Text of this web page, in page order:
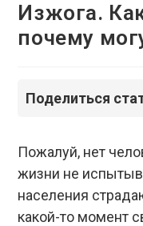
Изжога.
почему
Поделиться
Пожалуй, нет
жизни не
населения
какой-то момент